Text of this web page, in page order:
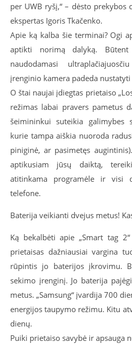
per UWB ryšį,“ – dėsto prekybos
ekspertas Igoris Tkačenko.
Apie ką kalba šie terminai? Ogi
aptikti norimą dalyką. Būtent
naudodamasi
įrenginio kamera padeda
O štai naujai įdiegtas prietaiso
režimas labai pravers pametus
šeimininkui suteikia galimybes
kurie tampa aiškia nuoroda
piniginė, ar pasimetęs
aptikusiam jūsų daiktą,
atitinkama programėle ir visi
telefone.
Baterija veikianti dvejus metus!
Ką bekalbėti apie „Smart tag
prietaisas dažniausiai vargina
rūpintis jo baterijos įkrovimu.
sekimo įrenginį. Jo baterija
metus. „Samsung“ įvardija 700
energijos taupymo režimu. Kitu
dienų.
Puiki prietaiso savybė ir apsauga